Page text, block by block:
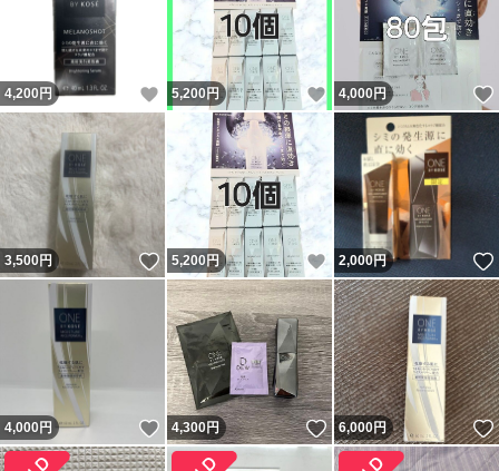
4,200 円 いいね！
5,200 円 いいね！
4,000円
3,500円 いいね！
5,200 円 いいね！
2,000円
4,000円 いいね！
4,300円 いいね！
6,000円